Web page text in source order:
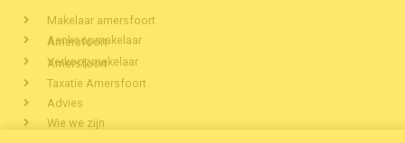
Makelaar amersfoort
Aankoopmakelaar Amersfoort
Verkoopmakelaar Amersfoort
Taxatie Amersfoort
Advies
Wie we zijn